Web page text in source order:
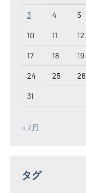
3 4 5
10 11 12
17 18 19
24 25 26
31
« 7月
タグ